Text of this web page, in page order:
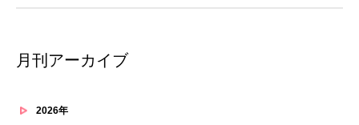
月刊アーカイブ
2026年